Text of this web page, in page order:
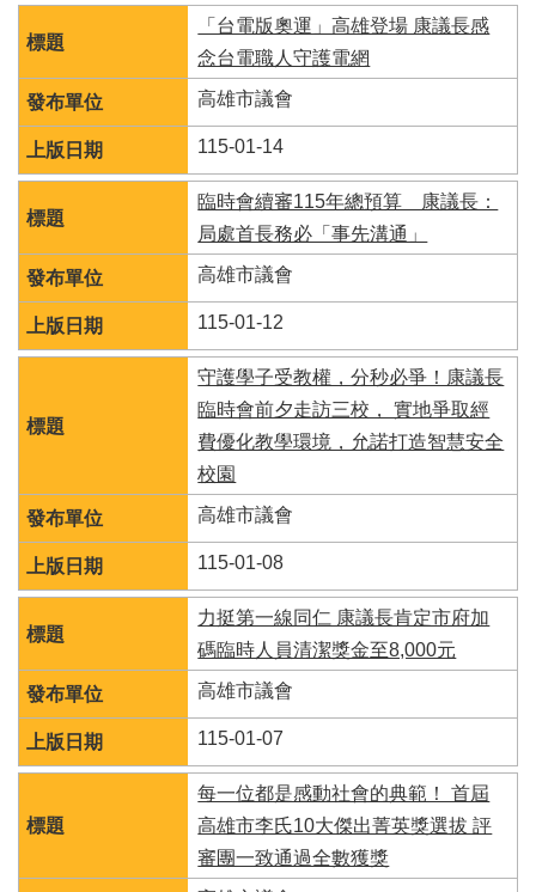
首
網
導
覽
ENGLISH
影
音
隨
選
系
議
長
信
箱
隱
私
權
宣
告
資
安
「台電版奧運」高雄登場 康議長感
念台電職人守護電網
高雄市議會
115-01-14
臨時會續審115年總預算 康議長：
局處首長務必「事先溝通」
高雄市議會
115-01-12
守護學子受教權，分秒必爭！康議長
臨時會前夕走訪三校， 實地爭取經
費優化教學環境，允諾打造智慧安全
校園
高雄市議會
115-01-08
力挺第一線同仁 康議長肯定市府加
碼臨時人員清潔獎金至8,000元
高雄市議會
115-01-07
每一位都是感動社會的典範！ 首屆
高雄市李氏10大傑出菁英獎選拔 評
審團一致通過全數獲獎